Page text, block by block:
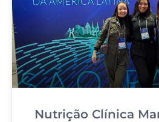
Nutrição Clínica